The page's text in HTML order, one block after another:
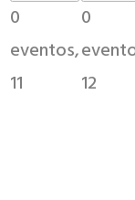
0
eventos,
11
0
12